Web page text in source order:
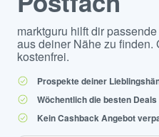
marktguru hilft dir
aus deiner Nähe zu finden.
kostenfrei.
Prospekte deiner
Wöchentlich die besten Deals
Kein Cashback Angebot